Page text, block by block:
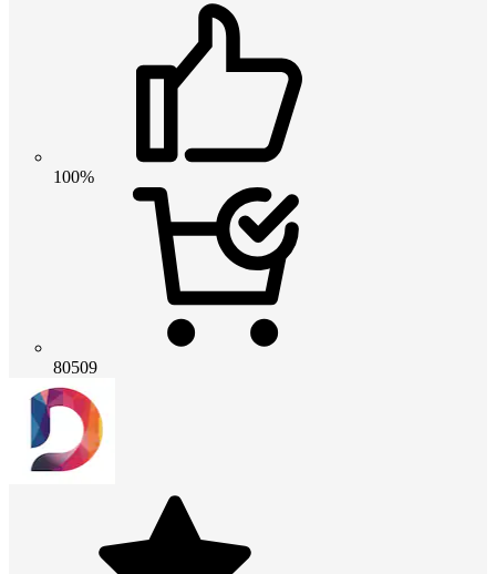
100%
80509